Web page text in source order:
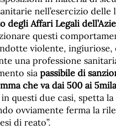
nell’esercizio delle
Affari Legali
questi
violente, ingiuriose,
una professione
sia passibile di
che va dai 500 ai 5mila
questi due casi, spetta
ovviamente ferma la
di reato”.